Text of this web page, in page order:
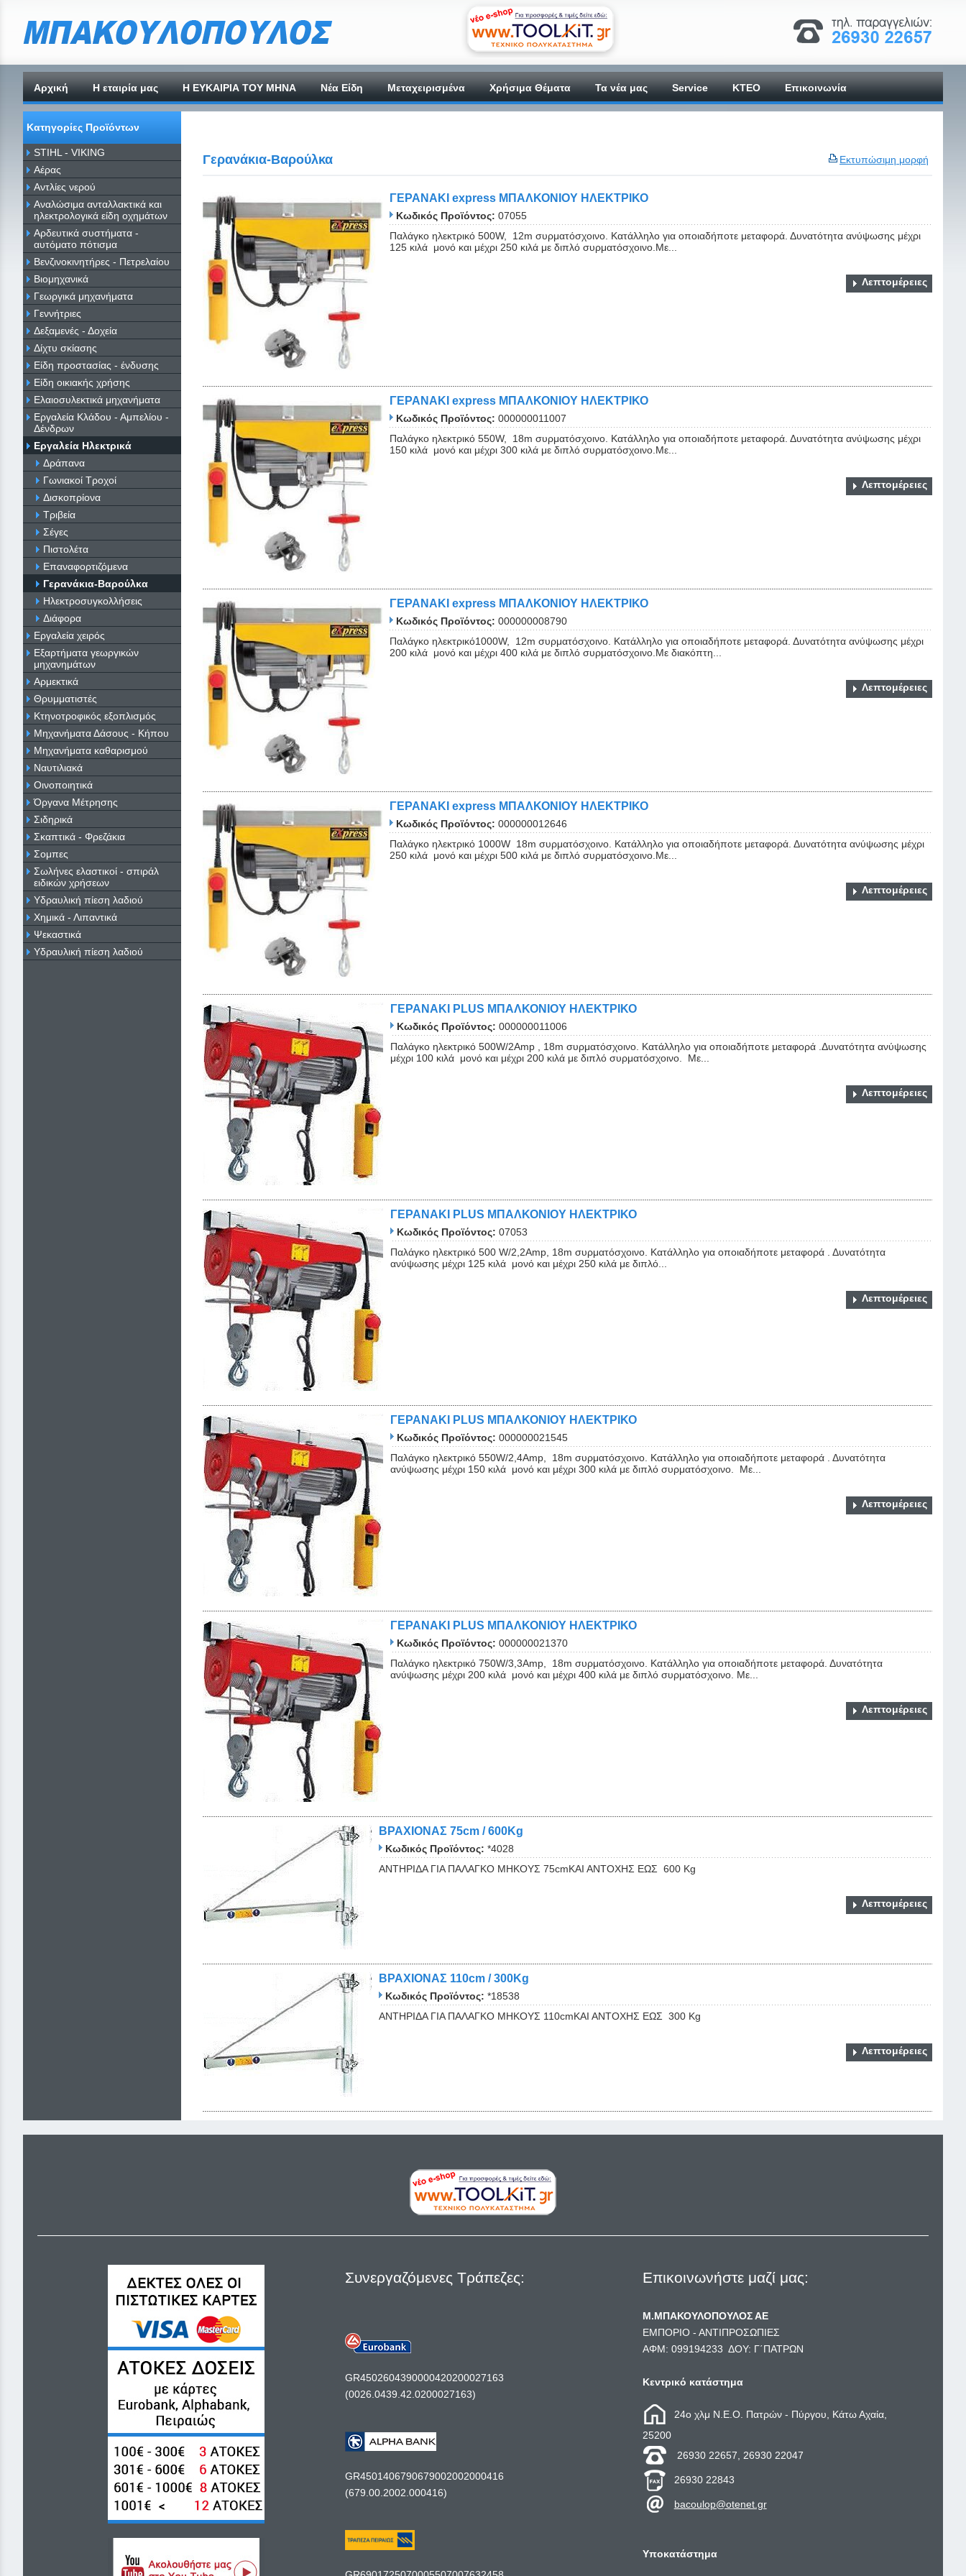
Αρχική H εταιρία μας Η ΕΥΚΑΙΡΙΑ ΤΟΥ ΜΗΝΑ Νέα Είδη Μεταχειρισμένα Χρήσιμα Θέματα Τα νέα μας Service ΚΤΕΟ Επικοινωνία
Κατηγορίες Προϊόντων
STIHL - VIKING
Αέρας
Αντλίες νερού
Αναλώσιμα ανταλλακτικά και
ηλεκτρολογικά είδη οχημάτων
Αρδευτικά συστήματα -
αυτόματο πότισμα
Βενζινοκινητήρες - Πετρελαίου
Βιομηχανικά
Γεωργικά μηχανήματα
Γεννήτριες
Δεξαμενές - Δοχεία
Δίχτυ σκίασης
Είδη προστασίας - ένδυσης
Είδη οικιακής χρήσης
Ελαιοσυλεκτικά μηχανήματα
Εργαλεία Κλάδου - Αμπελίου -
Δένδρων
Εργαλεία Ηλεκτρικά
Δράπανα
Γωνιακοί Τροχοί
Δισκοπρίονα
Τριβεία
Σέγες
Πιστολέτα
Επαναφορτιζόμενα
Γερανάκια-Βαρούλκα
Ηλεκτροσυγκολλήσεις
Διάφορα
Εργαλεία χειρός
Εξαρτήματα γεωργικών
μηχανημάτων
Αρμεκτικά
Θρυμματιστές
Κτηνοτροφικός εξοπλισμός
Μηχανήματα Δάσους - Κήπου
Μηχανήματα καθαρισμού
Ναυτιλιακά
Οινοποιητικά
Όργανα Μέτρησης
Σιδηρικά
Σκαπτικά - Φρεζάκια
Σομπες
Σωλήνες ελαστικοί - σπιράλ
ειδικών χρήσεων
Υδραυλική πίεση λαδιού
Χημικά - Λιπαντικά
Ψεκαστικά
Υδραυλική πίεση λαδιού
Εκτυπώσιμη μορφή
Γερανάκια-Βαρούλκα
ΓΕΡΑΝΑΚΙ express ΜΠΑΛΚΟΝΙΟΥ ΗΛΕΚΤΡΙΚΟ
Κωδικός Προϊόντος: 07055
Παλάγκο ηλεκτρικό 500W, 12m συρματόσχοινο. Κατάλληλο για οποιαδήποτε μεταφορά. Δυνατότητα ανύψωσης μέχρι
125 κιλά μονό και μέχρι 250 κιλά με διπλό συρματόσχοινο.Με...
Λεπτομέρειες
ΓΕΡΑΝΑΚΙ express ΜΠΑΛΚΟΝΙΟΥ ΗΛΕΚΤΡΙΚΟ
Κωδικός Προϊόντος: 000000011007
Παλάγκο ηλεκτρικό 550W, 18m συρματόσχοινο. Κατάλληλο για οποιαδήποτε μεταφορά. Δυνατότητα ανύψωσης μέχρι
150 κιλά μονό και μέχρι 300 κιλά με διπλό συρματόσχοινο.Με...
Λεπτομέρειες
ΓΕΡΑΝΑΚΙ express ΜΠΑΛΚΟΝΙΟΥ ΗΛΕΚΤΡΙΚΟ
Κωδικός Προϊόντος: 000000008790
Παλάγκο ηλεκτρικό1000W, 12m συρματόσχοινο. Κατάλληλο για οποιαδήποτε μεταφορά. Δυνατότητα ανύψωσης μέχρι
200 κιλά μονό και μέχρι 400 κιλά με διπλό συρματόσχοινο.Με διακόπτη...
Λεπτομέρειες
ΓΕΡΑΝΑΚΙ express ΜΠΑΛΚΟΝΙΟΥ ΗΛΕΚΤΡΙΚΟ
Κωδικός Προϊόντος: 000000012646
Παλάγκο ηλεκτρικό 1000W 18m συρματόσχοινο. Κατάλληλο για οποιαδήποτε μεταφορά. Δυνατότητα ανύψωσης μέχρι
250 κιλά μονό και μέχρι 500 κιλά με διπλό συρματόσχοινο.Με...
Λεπτομέρειες
ΓΕΡΑΝΑΚΙ PLUS ΜΠΑΛΚΟΝΙΟΥ ΗΛΕΚΤΡΙΚΟ
Κωδικός Προϊόντος: 000000011006
Παλάγκο ηλεκτρικό 500W/2Amp , 18m συρματόσχοινο. Κατάλληλο για οποιαδήποτε μεταφορά .Δυνατότητα ανύψωσης
μέχρι 100 κιλά μονό και μέχρι 200 κιλά με διπλό συρματόσχοινο. Με...
Λεπτομέρειες
ΓΕΡΑΝΑΚΙ PLUS ΜΠΑΛΚΟΝΙΟΥ ΗΛΕΚΤΡΙΚΟ
Κωδικός Προϊόντος: 07053
Παλάγκο ηλεκτρικό 500 W/2,2Αmp, 18m συρματόσχοινο. Κατάλληλο για οποιαδήποτε μεταφορά . Δυνατότητα
ανύψωσης μέχρι 125 κιλά μονό και μέχρι 250 κιλά με διπλό...
Λεπτομέρειες
ΓΕΡΑΝΑΚΙ PLUS ΜΠΑΛΚΟΝΙΟΥ ΗΛΕΚΤΡΙΚΟ
Κωδικός Προϊόντος: 000000021545
Παλάγκο ηλεκτρικό 550W/2,4Αmp, 18m συρματόσχοινο. Κατάλληλο για οποιαδήποτε μεταφορά . Δυνατότητα
ανύψωσης μέχρι 150 κιλά μονό και μέχρι 300 κιλά με διπλό συρματόσχοινο. Με...
Λεπτομέρειες
ΓΕΡΑΝΑΚΙ PLUS ΜΠΑΛΚΟΝΙΟΥ ΗΛΕΚΤΡΙΚΟ
Κωδικός Προϊόντος: 000000021370
Παλάγκο ηλεκτρικό 750W/3,3Αmp, 18m συρματόσχοινο. Κατάλληλο για οποιαδήποτε μεταφορά. Δυνατότητα
ανύψωσης μέχρι 200 κιλά μονό και μέχρι 400 κιλά με διπλό συρματόσχοινο. Με...
Λεπτομέρειες
ΒΡΑΧΙΟΝΑΣ 75cm / 600Kg
Κωδικός Προϊόντος: *4028
ΑΝΤΗΡΙΔΑ ΓΙΑ ΠΑΛΑΓΚΟ ΜΗΚΟΥΣ 75cmΚΑΙ ΑΝΤΟΧΗΣ ΕΩΣ 600 Kg
Λεπτομέρειες
ΒΡΑΧΙΟΝΑΣ 110cm / 300Kg
Κωδικός Προϊόντος: *18538
ΑΝΤΗΡΙΔΑ ΓΙΑ ΠΑΛΑΓΚΟ ΜΗΚΟΥΣ 110cmΚΑΙ ΑΝΤΟΧΗΣ ΕΩΣ 300 Kg
Λεπτομέρειες
Συνεργαζόμενες Τράπεζες:
GR4502604390000420200027163
(0026.0439.42.0200027163)
GR4501406790679002002000416
(679.00.2002.000416)
Επικοινωνήστε μαζί μας:
Μ.ΜΠΑΚΟΥΛΟΠΟΥΛΟΣ ΑΕ
ΕΜΠΟΡΙΟ - ΑΝΤΙΠΡΟΣΩΠΙΕΣ
ΑΦΜ: 099194233 ΔΟΥ: Γ΄ΠΑΤΡΩΝ
Κεντρικό κατάστημα
24ο χλμ Ν.Ε.Ο. Πατρών - Πύργου, Κάτω Αχαία,
25200
26930 22657, 26930 22047
26930 22843
bacoulop@otenet.gr
Υποκατάστημα